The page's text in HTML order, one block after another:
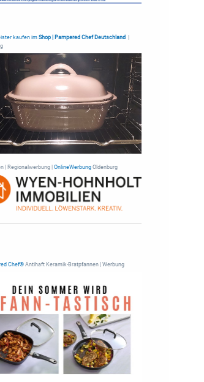
kaufen im Shop | Pampered Chef Deutschland
| Regionalwerbung | OnlineWerbungOldenburg
Chef®Antihaft Keramik-Bratpfannen | Werbung